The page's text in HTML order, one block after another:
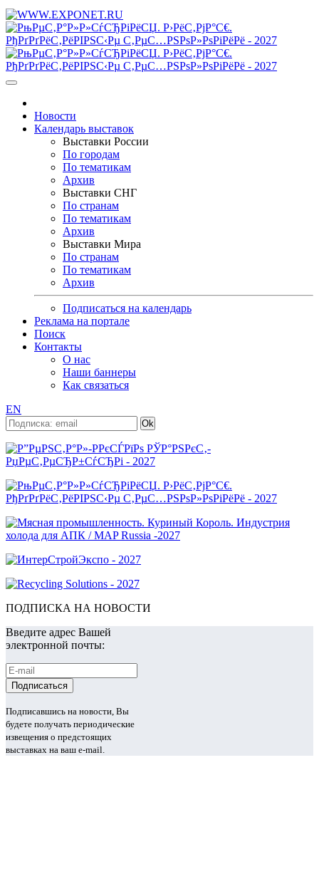
Новости
Календарь выставок
Выставки России
По городам
По тематикам
Архив
Выставки СНГ
По странам
По тематикам
Архив
Выставки Мира
По странам
По тематикам
Архив
Подписаться на календарь
Реклама на портале
Поиск
Контакты
О нас
Наши баннеры
Как связаться
EN
ПОДПИСКА НА НОВОСТИ
Введите адрес Вашей
электронной почты:
Подписавшись на новости, Вы
будете получать периодические
извещения о предстоящих
выставках на ваш e-mail.